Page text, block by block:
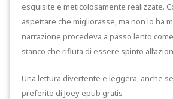
esquisite e meticolosamente realizzate.
aspettare che migliorasse, ma non lo ha
narrazione procedeva a passo lento
stanco che rifiuta di essere spinto
Una lettura divertente e leggera, anche
preferito di Joey epub gratis